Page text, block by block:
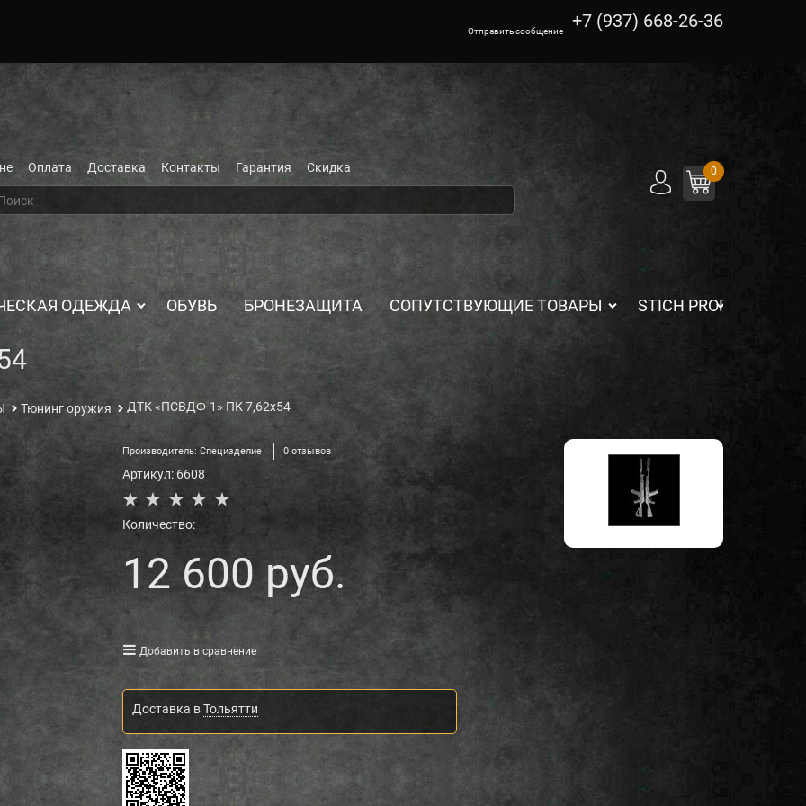
Отправить сообщение +7 (937) 668-26-36
Оплата Доставка Контакты Гарантия Скидка 0
ОДЕЖДА ОБУВЬ БРОНЕЗАЩИТА СОПУТСТВУЮЩИЕ ТОВАРЫ STICH PROFI
Тюнинг оружия ДТК «ПСВДФ-1» ПК 7,62х54
Производитель: Специзделие 0 отзывов
Артикул: 6608
Количество:
12 600 руб.
Добавить в сравнение
Доставка вТольятти